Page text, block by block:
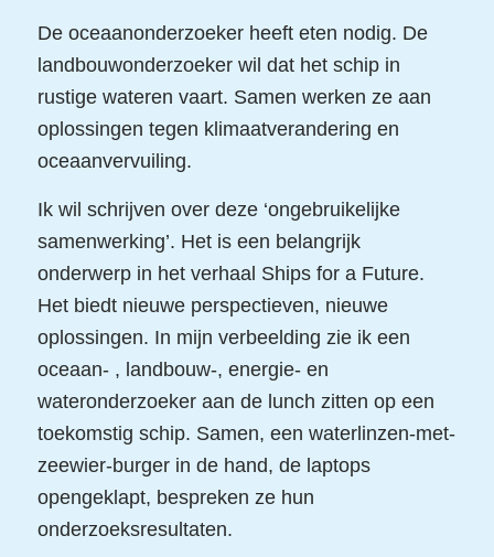
De oceaanonderzoeker heeft eten nodig. De
landbouwonderzoeker wil dat het schip in
rustige wateren vaart. Samen werken ze aan
oplossingen tegen klimaatverandering en
oceaanvervuiling.
Ik wil schrijven over deze ‘ongebruikelijke
samenwerking’. Het is een belangrijk
onderwerp in het verhaal Ships for a Future.
Het biedt nieuwe perspectieven, nieuwe
oplossingen. In mijn verbeelding zie ik een
oceaan- , landbouw-, energie- en
wateronderzoeker aan de lunch zitten op een
toekomstig schip. Samen, een waterlinzen-met-
zeewier-burger in de hand, de laptops
opengeklapt, bespreken ze hun
onderzoeksresultaten.